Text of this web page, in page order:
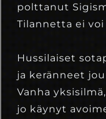
polttanut
Tilannetta ei voi
Hussilaiset
ja keränneet
Vanha
jo käynyt